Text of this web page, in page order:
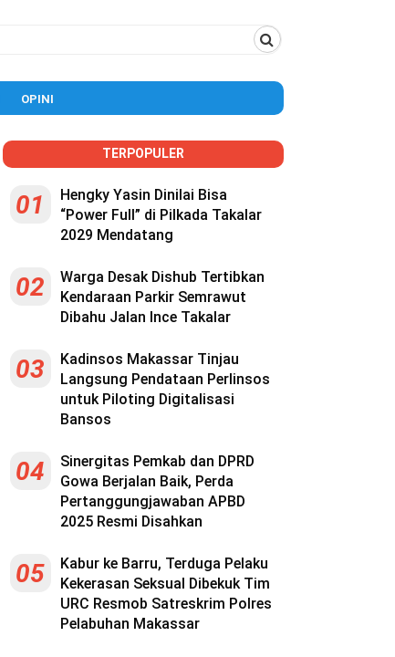
OPINI
TERPOPULER
01
Hengky Yasin Dinilai Bisa
“Power Full” di Pilkada Takalar
2029 Mendatang
02
Warga Desak Dishub Tertibkan
Kendaraan Parkir Semrawut
Dibahu Jalan Ince Takalar
03
Kadinsos Makassar Tinjau
Langsung Pendataan Perlinsos
untuk Piloting Digitalisasi
Bansos
04
Sinergitas Pemkab dan DPRD
Gowa Berjalan Baik, Perda
Pertanggungjawaban APBD
2025 Resmi Disahkan
05
Kabur ke Barru, Terduga Pelaku
Kekerasan Seksual Dibekuk Tim
URC Resmob Satreskrim Polres
Pelabuhan Makassar